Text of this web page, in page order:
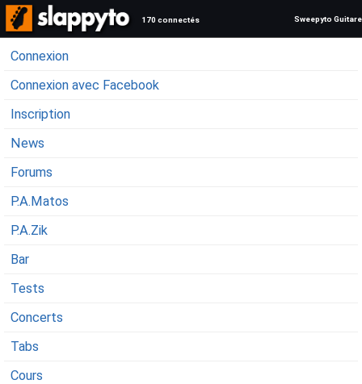
170 connectés Sweepyto Guitare
Connexion
Connexion avec Facebook
Inscription
News
Forums
P.A.Matos
P.A.Zik
Bar
Tests
Concerts
Tabs
Cours